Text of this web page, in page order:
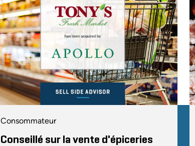
Consommateur
Conseillé sur la vente d'épiceries